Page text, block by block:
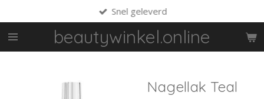
direct
naar
de
beautywinkel.online
Snel geleverd
Nagellak Teal